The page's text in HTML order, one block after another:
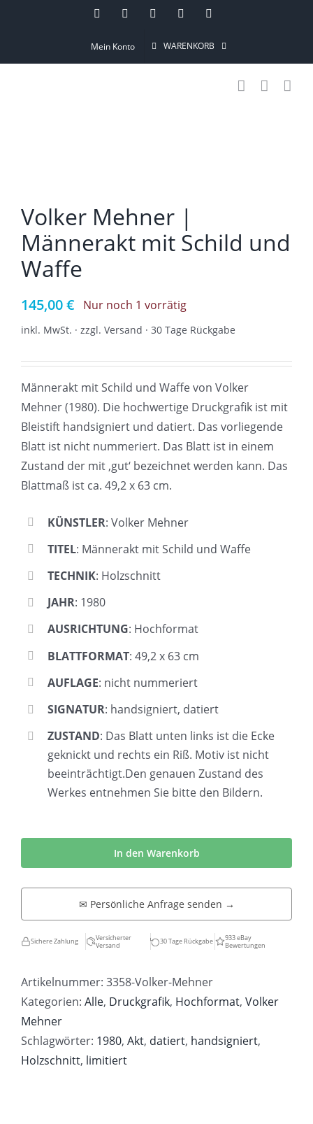
InstagramPinterestFacebookYouTube
Mein Konto WARENKORB
Volker Mehner |
Männerakt mit Schild und
Waffe
145,00€ Nur noch 1 vorrätig
inkl. MwSt. · zzgl. Versand · 30 Tage Rückgabe
Männerakt mit Schild und Waffe von Volker
Mehner (1980). Die hochwertige Druckgrafik ist mit
Bleistift handsigniert und datiert. Das vorliegende
Blatt ist nicht nummeriert. Das Blatt ist in einem
Zustand der mit ‚gut‘ bezeichnet werden kann. Das
Blattmaß ist ca. 49,2 x 63 cm.
KÜNSTLER: Volker Mehner
TITEL: Männerakt mit Schild und Waffe
TECHNIK: Holzschnitt
JAHR: 1980
AUSRICHTUNG: Hochformat
BLATTFORMAT: 49,2 x 63 cm
AUFLAGE: nicht nummeriert
SIGNATUR: handsigniert, datiert
ZUSTAND: Das Blatt unten links ist die Ecke
geknickt und rechts ein Riß. Motiv ist nicht
beeinträchtigt.Den genauen Zustand des
Werkes entnehmen Sie bitte den Bildern.
|
Männerakt
mit
Schild
Menge
In den Warenkorb
✉ Persönliche Anfrage senden →
Sichere Zahlung
Versicherter
Versand
30 Tage Rückgabe
933 eBay
Bewertungen
Artikelnummer: 3358-Volker-Mehner
Kategorien: Alle, Druckgrafik, Hochformat, Volker
Mehner
Schlagwörter: 1980, Akt, datiert, handsigniert,
Holzschnitt, limitiert